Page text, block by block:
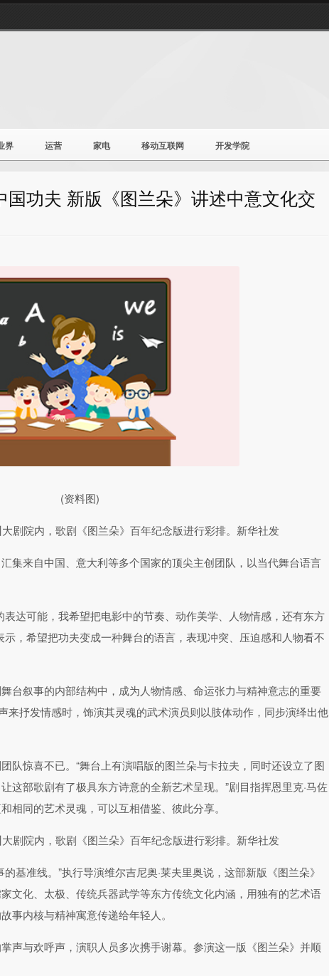
界 运营 家电 移动互联网 开发学院
功夫 新版《图兰朵》讲述中意文化交
(资料图)
剧院内，歌剧《图兰朵》百年纪念版进行彩排。新华社发
集来自中国、意大利等多个国家的顶尖主创团队，以当代舞台语言
表达可能，我希望把电影中的节奏、动作美学、人物情感，还有东方
，希望把功夫变成一种舞台的语言，表现冲突、压迫感和人物看不
台叙事的内部结构中，成为人物情感、命运张力与精神意志的重要
来抒发情感时，饰演其灵魂的武术演员则以肢体动作，同步演绎出他
队惊喜不已。“舞台上有演唱版的图兰朵与卡拉夫，同时还设立了图
这部歌剧有了极具东方诗意的全新艺术呈现。”剧目指挥恩里克·马佐
相同的艺术灵魂，可以互相借鉴、彼此分享。
剧院内，歌剧《图兰朵》百年纪念版进行彩排。新华社发
基准线。”执行导演维尔吉尼奥·莱夫里奥说，这部新版《图兰朵》
文化、太极、传统兵器武学等东方传统文化内涵，用独有的艺术语
事内核与精神寓意传递给年轻人。
声与欢呼声，演职人员多次携手谢幕。参演这一版《图兰朵》并顺